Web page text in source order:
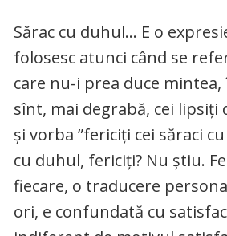
Sărac cu duhul… E o
folosesc atunci când se
care nu-i prea duce
sînt, mai degrabă, cei
și vorba ”fericiți cei săraci
cu duhul, fericiți? Nu știu.
fiecare, o traducere
ori, e confundată cu